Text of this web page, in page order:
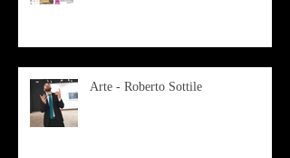
Arte - Roberto Sottile